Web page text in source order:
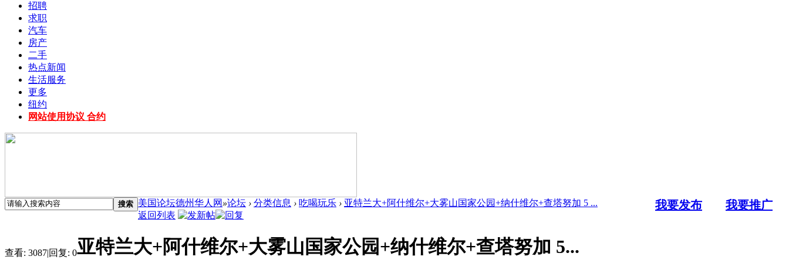
招聘
求职
汽车
房产
二手
热点新闻
生活服务
更多
纽约
网站使用协议 合约
搜索 我要发布 我要推广
美国论坛德州华人网 »论坛 › 分类信息 › 吃喝玩乐 › 亚特兰大+阿什维尔+大雾山国家公园+纳什维尔+查塔努加 5 ...
返回列表
查看: 3087|回复: 0亚特兰大+阿什维尔+大雾山国家公园+纳什维尔+查塔努加 5...